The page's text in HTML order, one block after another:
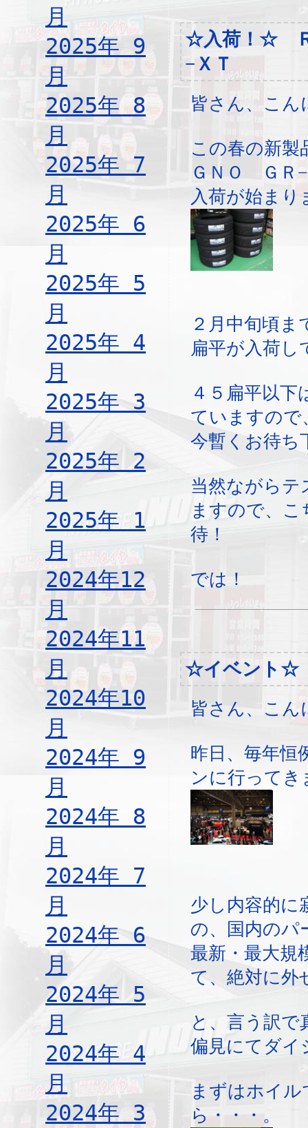
月
2025年 9
月
2025年 8
月
2025年 7
月
2025年 6
月
2025年 5
月
2025年 4
月
2025年 3
月
2025年 2
月
2025年 1
月
2024年12
月
2024年11
月
2024年10
月
2024年 9
月
2024年 8
月
2024年 7
月
2024年 6
月
2024年 5
月
2024年 4
月
2024年 3
☆入荷！☆
−ＸＴ
皆さん、こん
この春の新製
ＧＮＯ ＧＲ
入荷が始まり
２月中旬頃ま
扁平が入荷し
４５扁平以下
ていますので
今暫くお待ち
当然ながらテ
ますので、
待！
では！
☆イベント☆
皆さん、こん
昨日、毎年恒
ンに行ってき
少し内容的に
の、国内のパ
最新・最大規
て、絶対に外
と、言う訳で
偏見にてダイ
まずはホイ
ら・・・。